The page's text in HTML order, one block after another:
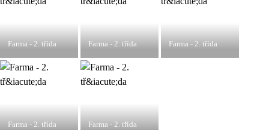
Farma - 2. třída Farma - 2. třída Farma - 2. třída
Farma - 2. třída Farma - 2. třída